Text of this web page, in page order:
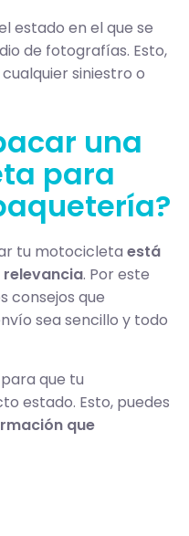
estado en el que se
de fotografías. Esto,
siniestro o
una
para
tu motocicleta está
relevancia. Por este
consejos que
sea sencillo y todo
que tu
estado. Esto, puedes
que